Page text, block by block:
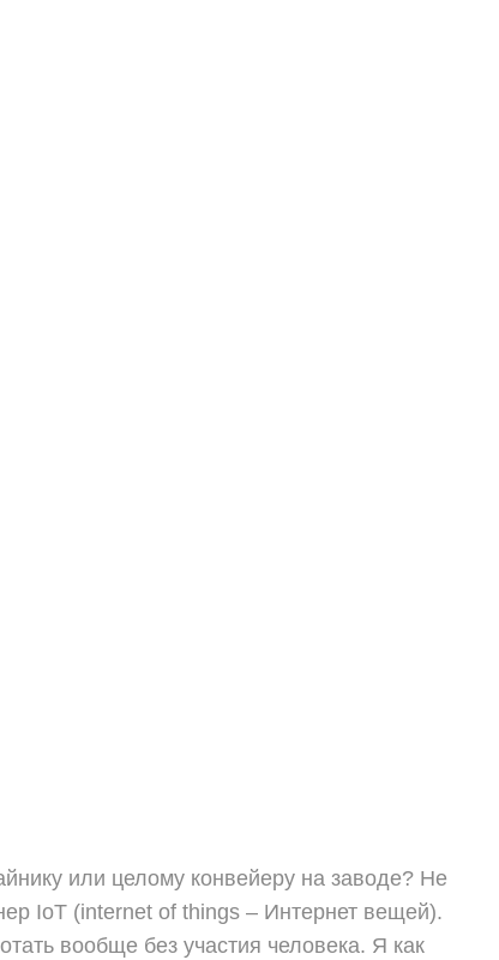
или целому конвейеру на заводе? Не
IoT (internet of things – Интернет вещей).
вообще без участия человека. Я как